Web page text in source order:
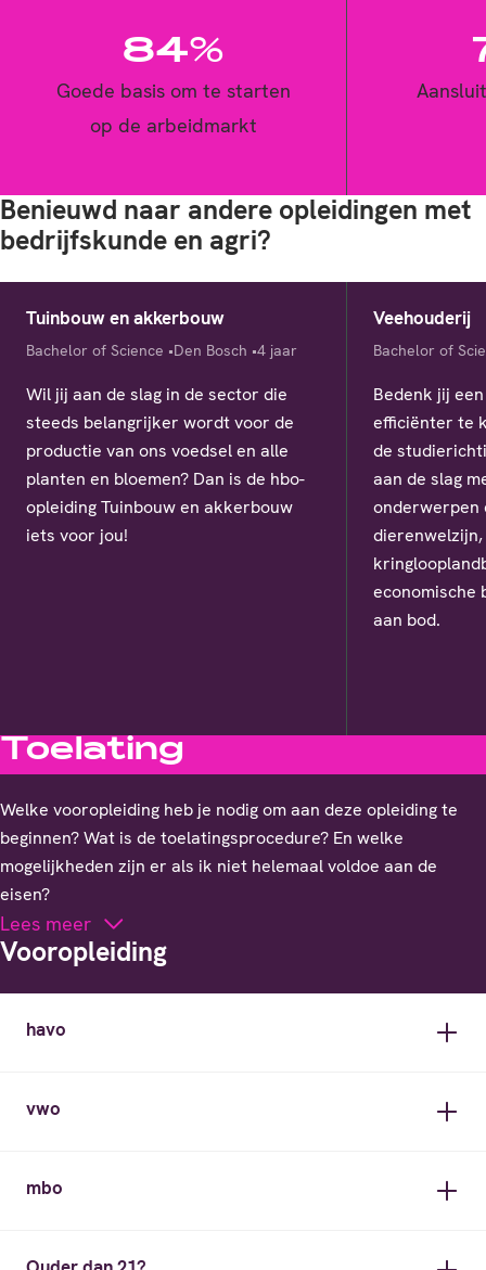
84%
Goede basis om te starten
op de arbeidmarkt
Benieuwd naar andere opleidingen met
bedrijfskunde en agri?
Tuinbouw en akkerbouw
Diploma
Bachelor of Science Locatie
Den Bosch Studieduur
4 jaar
Wil jij aan de slag in de sector die
steeds belangrijker wordt voor de
productie van ons voedsel en alle
planten en bloemen? Dan is de hbo-
opleiding Tuinbouw en akkerbouw
iets voor jou!
Veehouderij
Diploma
Bachelor of
Bedenk jij
efficiënter te
de
aan de slag
onderwerpen
dierenwelzijn,
economische
aan bod.
Toelating
Welke vooropleiding heb je nodig om aan deze opleiding te
beginnen? Wat is de toelatingsprocedure? En welke
mogelijkheden zijn er als ik niet helemaal voldoe aan de
eisen?
Lees meer
Vooropleiding
havo
vwo
mbo